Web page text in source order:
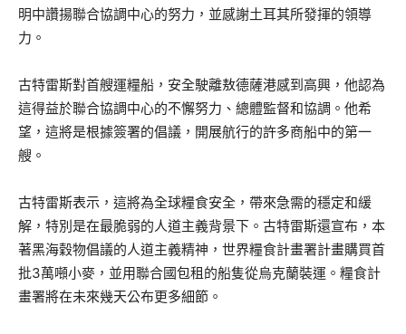
明中讚揚聯合協調中心的努力，並感謝土耳其所發揮的領導
力。
古特雷斯對首艘運糧船，安全駛離敖德薩港感到高興，他認為
這得益於聯合協調中心的不懈努力、總體監督和協調。他希
望，這將是根據簽署的倡議，開展航行的許多商船中的第一
艘。
古特雷斯表示，這將為全球糧食安全，帶來急需的穩定和緩
解，特別是在最脆弱的人道主義背景下。古特雷斯還宣布，本
著黑海穀物倡議的人道主義精神，世界糧食計畫署計畫購買首
批3萬噸小麥，並用聯合國包租的船隻從烏克蘭裝運。糧食計
畫署將在未來幾天公布更多細節。